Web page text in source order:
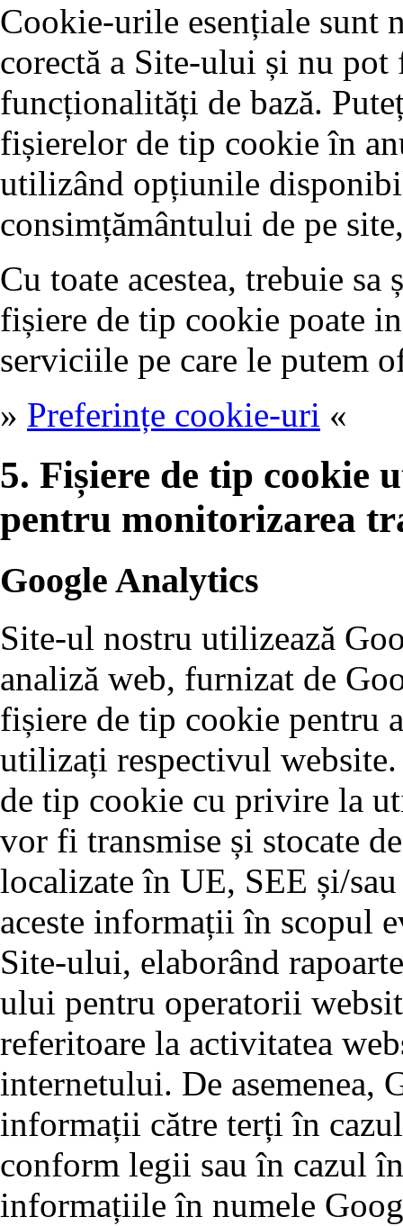
Cookie-urile esențiale sunt
corectă a Site-ului și nu
funcționalități de bază.
fișierelor de tip cookie în
utilizând opțiunile
consimțământului de pe
Cu toate acestea, trebuie
fișiere de tip cookie poate
serviciile pe care le putem
» Preferințe cookie-uri «
5. Fișiere de tip cookie
pentru monitorizarea
Google Analytics
Site-ul nostru utilizează
analiză web, furnizat de
fișiere de tip cookie pentru
utilizați respectivul
de tip cookie cu privire la
vor fi transmise și stocate
localizate în UE, SEE și/
aceste informații în scopul
Site-ului, elaborând
ului pentru operatorii
referitoare la activitatea
internetului. De asemenea,
informații către terți în
conform legii sau în cazul
informațiile în numele